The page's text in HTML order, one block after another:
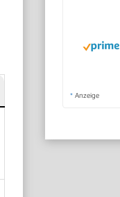
* Anzeige